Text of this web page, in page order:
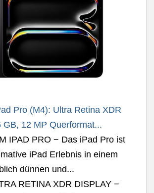
Pro (M4): Ultra Retina XDR
GB, 12 MP Querformat...
IPAD PRO − Das iPad Pro ist
iPad Erlebnis in einem
dünnen und...
RETINA XDR DISPLAY −